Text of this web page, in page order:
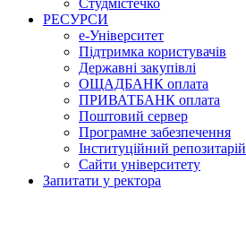
РЕСУРСИ
е-Університет
Підтримка користувачів
Державні закупівлі
ОЩАДБАНК оплата
ПРИВАТБАНК оплата
Поштовий сервер
Програмне забезпечення
Інституційний репозитарій
Сайти університету
Запитати у ректора